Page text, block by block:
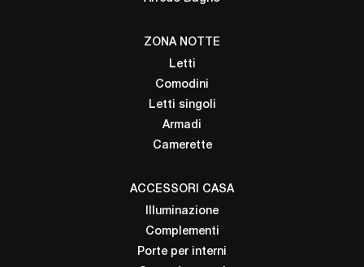
ZONA NOTTE
Letti
Comodini
Letti singoli
Armadi
Camerette
ACCESSORI CASA
Illuminazione
Complementi
Porte per interni